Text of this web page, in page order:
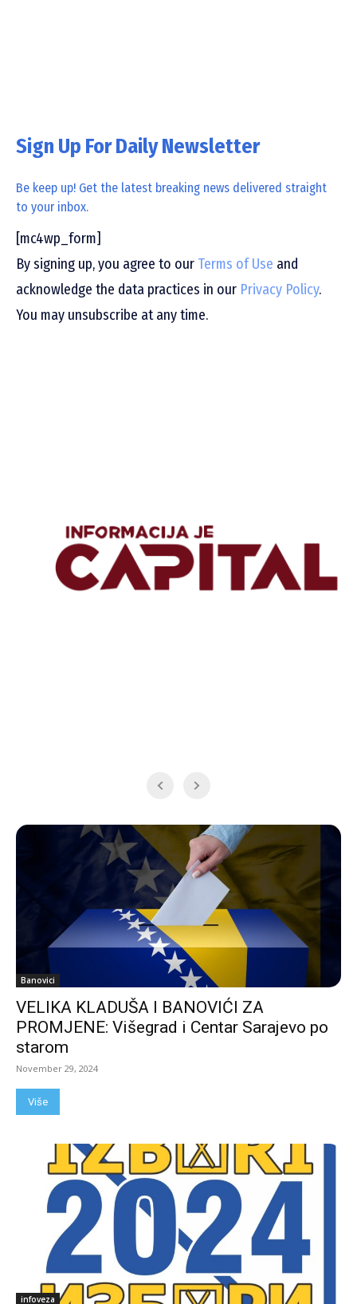
Sign Up For Daily Newsletter
Be keep up! Get the latest breaking news delivered straight
to your inbox.
[mc4wp_form]
By signing up, you agree to our Terms of Use and
acknowledge the data practices in our Privacy Policy.
You may unsubscribe at any time.
Banovici
VELIKA KLADUŠA I BANOVIĆI ZA
PROMJENE: Višegrad i Centar Sarajevo po
starom
November 29, 2024
Više
infoveza